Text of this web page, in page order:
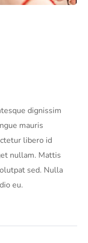
dignissim
mauris
libero id
nullam. Mattis
sed. Nulla
eu.